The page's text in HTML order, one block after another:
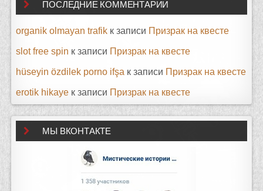
ПОСЛЕДНИЕ КОММЕНТАРИИ
organik olmayan trafik к записи Призрак на квесте
slot free spin к записи Призрак на квесте
hüseyin özdilek porno ifşa к записи Призрак на квесте
erotik hikaye к записи Призрак на квесте
МЫ ВКОНТАКТЕ